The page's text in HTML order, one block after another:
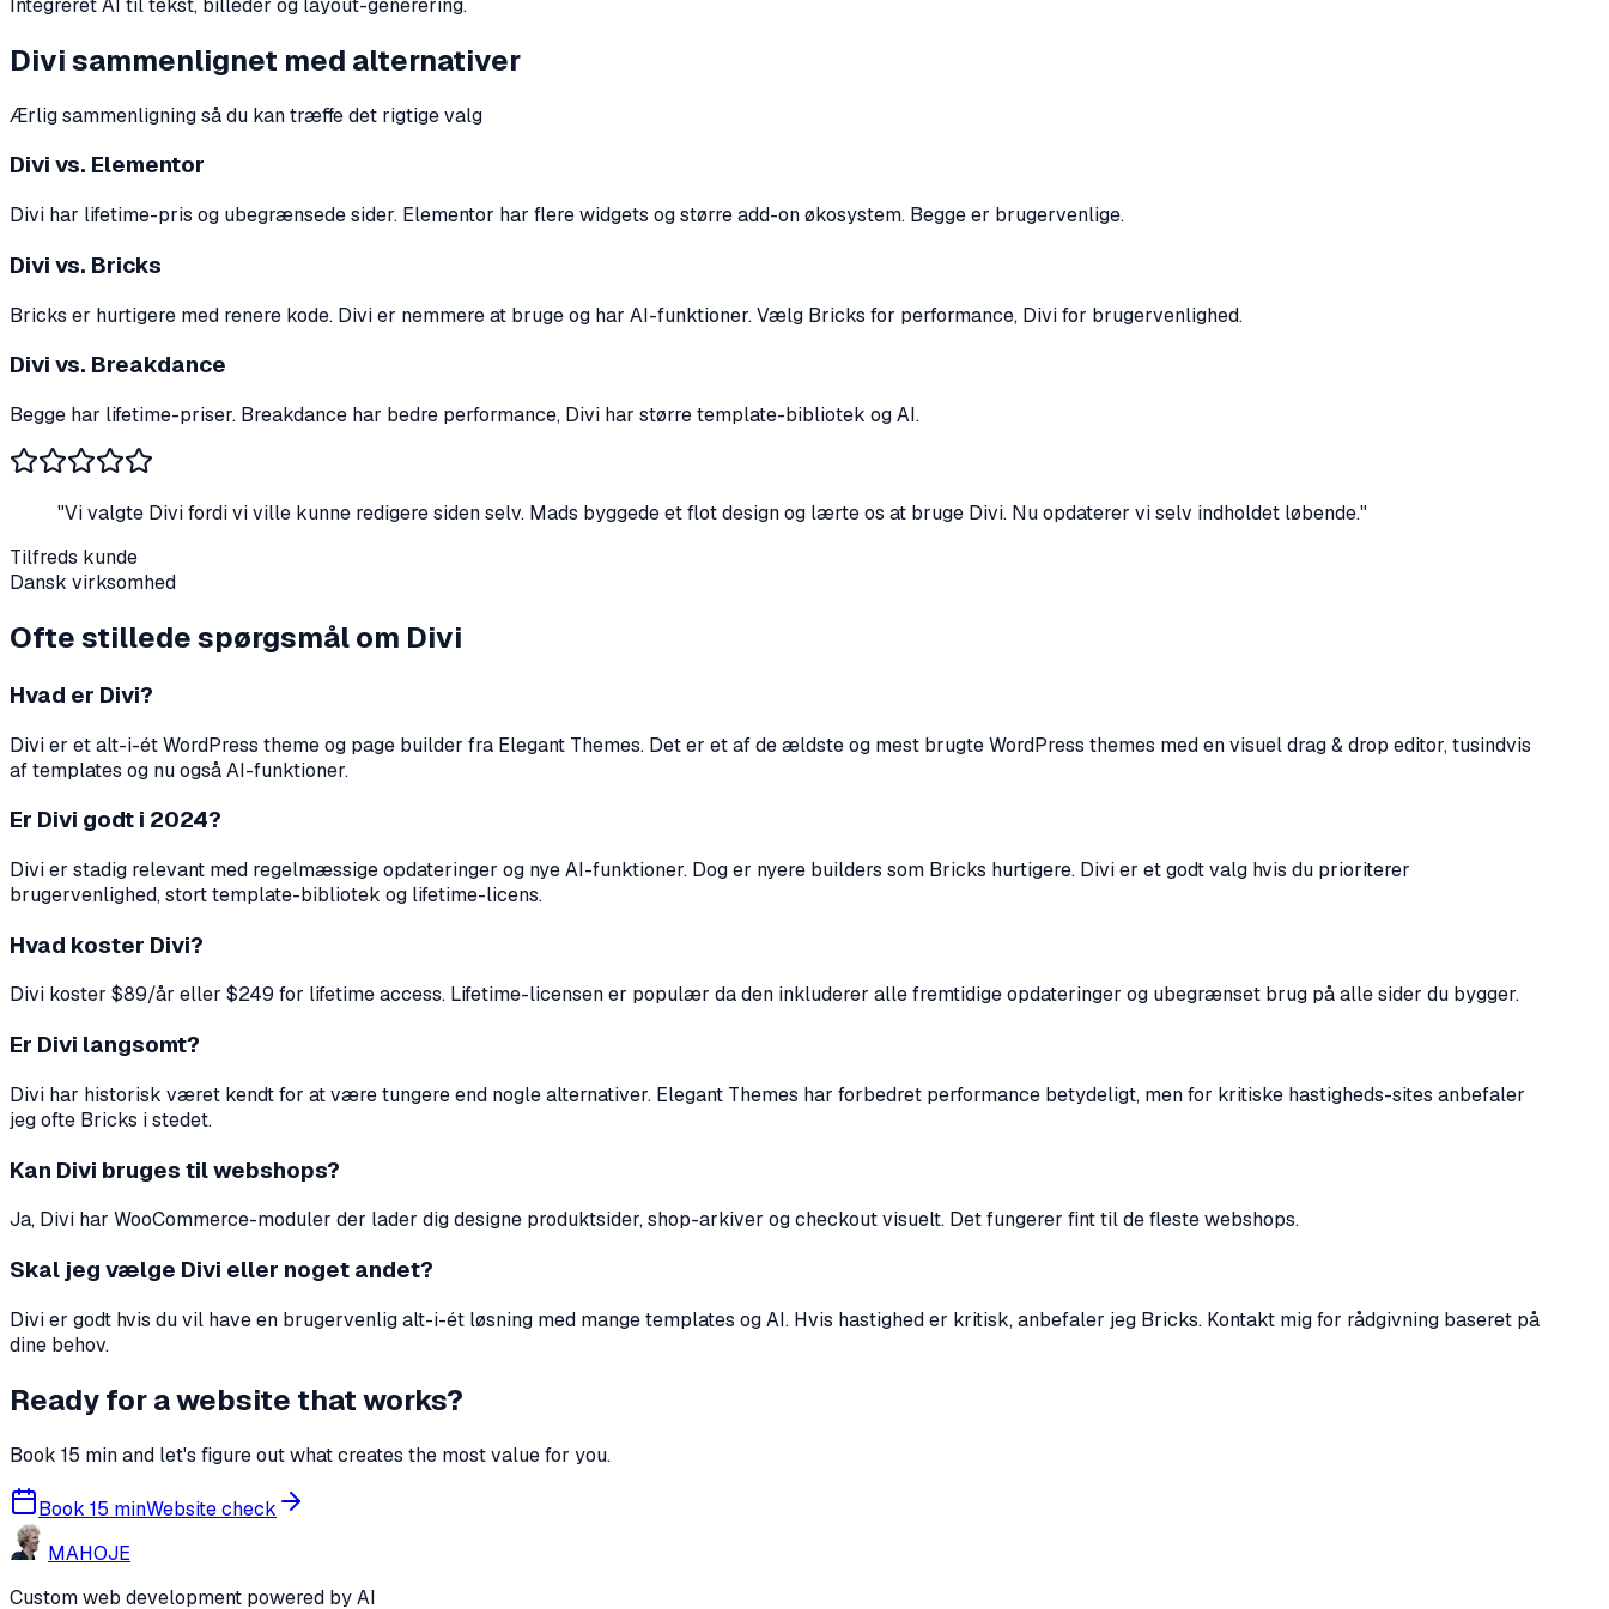
Integreret AI til tekst, billeder og layout-generering.
Divi sammenlignet med alternativer
Ærlig sammenligning så du kan træffe det rigtige valg
Divi vs. Elementor
Divi har lifetime-pris og ubegrænsede sider. Elementor har flere widgets og større add-on økosystem. Begge er brugervenlige.
Divi vs. Bricks
Bricks er hurtigere med renere kode. Divi er nemmere at bruge og har AI-funktioner. Vælg Bricks for performance, Divi for brugervenlighed.
Divi vs. Breakdance
Begge har lifetime-priser. Breakdance har bedre performance, Divi har større template-bibliotek og AI.
"Vi valgte Divi fordi vi ville kunne redigere siden selv. Mads byggede et flot design og lærte os at bruge Divi. Nu opdaterer vi selv indholdet løbende."
Tilfreds kunde
Dansk virksomhed
Ofte stillede spørgsmål om Divi
Hvad er Divi?
Divi er et alt-i-ét WordPress theme og page builder fra Elegant Themes. Det er et af de ældste og mest brugte WordPress themes med en visuel drag & drop editor, tusindvis
af templates og nu også AI-funktioner.
Er Divi godt i 2024?
Divi er stadig relevant med regelmæssige opdateringer og nye AI-funktioner. Dog er nyere builders som Bricks hurtigere. Divi er et godt valg hvis du prioriterer
brugervenlighed, stort template-bibliotek og lifetime-licens.
Hvad koster Divi?
Divi koster $89/år eller $249 for lifetime access. Lifetime-licensen er populær da den inkluderer alle fremtidige opdateringer og ubegrænset brug på alle sider du bygger.
Er Divi langsomt?
Divi har historisk været kendt for at være tungere end nogle alternativer. Elegant Themes har forbedret performance betydeligt, men for kritiske hastigheds-sites anbefaler
jeg ofte Bricks i stedet.
Kan Divi bruges til webshops?
Ja, Divi har WooCommerce-moduler der lader dig designe produktsider, shop-arkiver og checkout visuelt. Det fungerer fint til de fleste webshops.
Skal jeg vælge Divi eller noget andet?
Divi er godt hvis du vil have en brugervenlig alt-i-ét løsning med mange templates og AI. Hvis hastighed er kritisk, anbefaler jeg Bricks. Kontakt mig for rådgivning baseret på
dine behov.
Ready for a website that works?
Book 15 min and let's figure out what creates the most value for you.
Book 15 minWebsite check
MAHOJE
Custom web development powered by AI